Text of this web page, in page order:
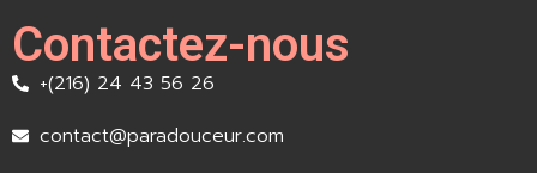
Contactez-nous
+(216) 24 43 56 26
contact@paradouceur.com